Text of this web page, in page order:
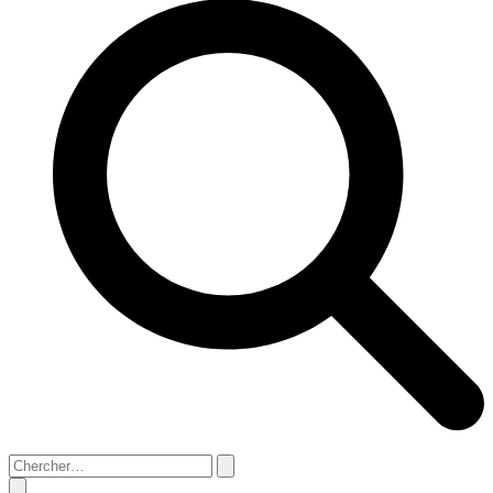
Search